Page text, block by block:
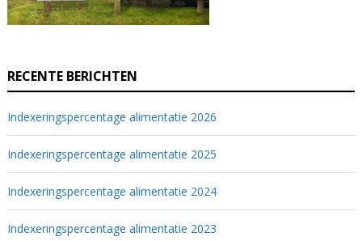
RECENTE BERICHTEN
Indexeringspercentage alimentatie 2026
Indexeringspercentage alimentatie 2025
Indexeringspercentage alimentatie 2024
Indexeringspercentage alimentatie 2023